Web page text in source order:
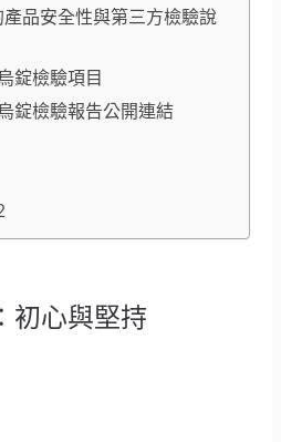
產品安全性與第三方檢驗說
錠檢驗項目
錠檢驗報告公開連結
初心與堅持